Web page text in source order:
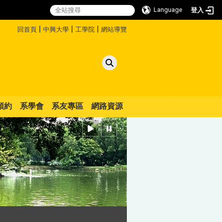
Language 登入
回首頁 | 中興大學 | 工學院 | 網站導覽
約 系學會 系友專區 網路資源